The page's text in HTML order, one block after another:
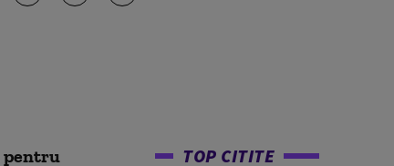
pentru
TOP CITITE